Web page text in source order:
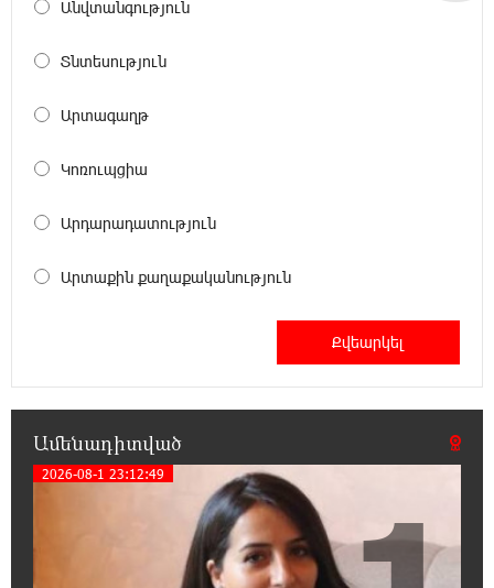
ահազանգում է գործարարը
11:26:57 8-08-2026
վախենում իշխանությունների
Մեր ուժը մեր աշխատակիցներն են. ԶՊՄԿ
քաղաքականություն դարձնել». Կարպիս
Երևանի և մարզերի տասնյակ հասցեներում
օգոստոսի 10-ին, 11-ին, 12-ին և 13-ին գազ
0:35:27 8-08-2026
Անվտանգություն
Տնտեսություն
Արտագաղթ
Կոռուպցիա
Արդարադատություն
Արտաքին քաղաքականություն
Ամենադիտված
2026-08-1 23:12:49